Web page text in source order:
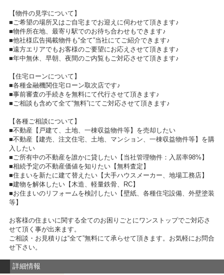
【物件の見学について】
■ご希望の場所又はご自宅までお迎えに伺わせて頂きます♪
■物件所在地、最寄り駅でのお待ち合わせもできます♪
■他社様広告掲載物件も“全て”当社にてご紹介できます♪
■遠方エリアでもお客様のご要望にお応えさせて頂きます♪
■年中無休、早朝、夜間のご内覧もご対応させて頂きます♪
【住宅ローンについて】
■各種金融機関住宅ローン取次店です♪
■事前審査の手続きを無料にて代行させて頂きます♪
■ご相談も含めて全て“無料”にてご対応させて頂きます♪
【各種ご相談について】
■不動産【戸建て、土地、一棟収益物件等】を売却したい
■不動産【建売、注文住宅、土地、マンション、一棟収益物件等】を購
入したい
■ご所有中の不動産を誰かに貸したい【当社管理物件：入居率98%】
■相続予定の不動産価値を知りたい【無料査定】
■住まいを新たに建て替えたい【大手ハウスメーカー、地場工務店】
■建物を解体したい【木造、軽量鉄骨、RC】
■お住まいのリフォームを検討したい【壁紙、各種住宅設備、外壁塗装
等】
お客様の住まいに関する全てのお困りごとにワンストップでご対応さ
せて頂く事が出来ます。
ご相談・お見積りは“全て”無料にて承らせて頂きます。お気軽にお問合
せ下さい。
詳細情報